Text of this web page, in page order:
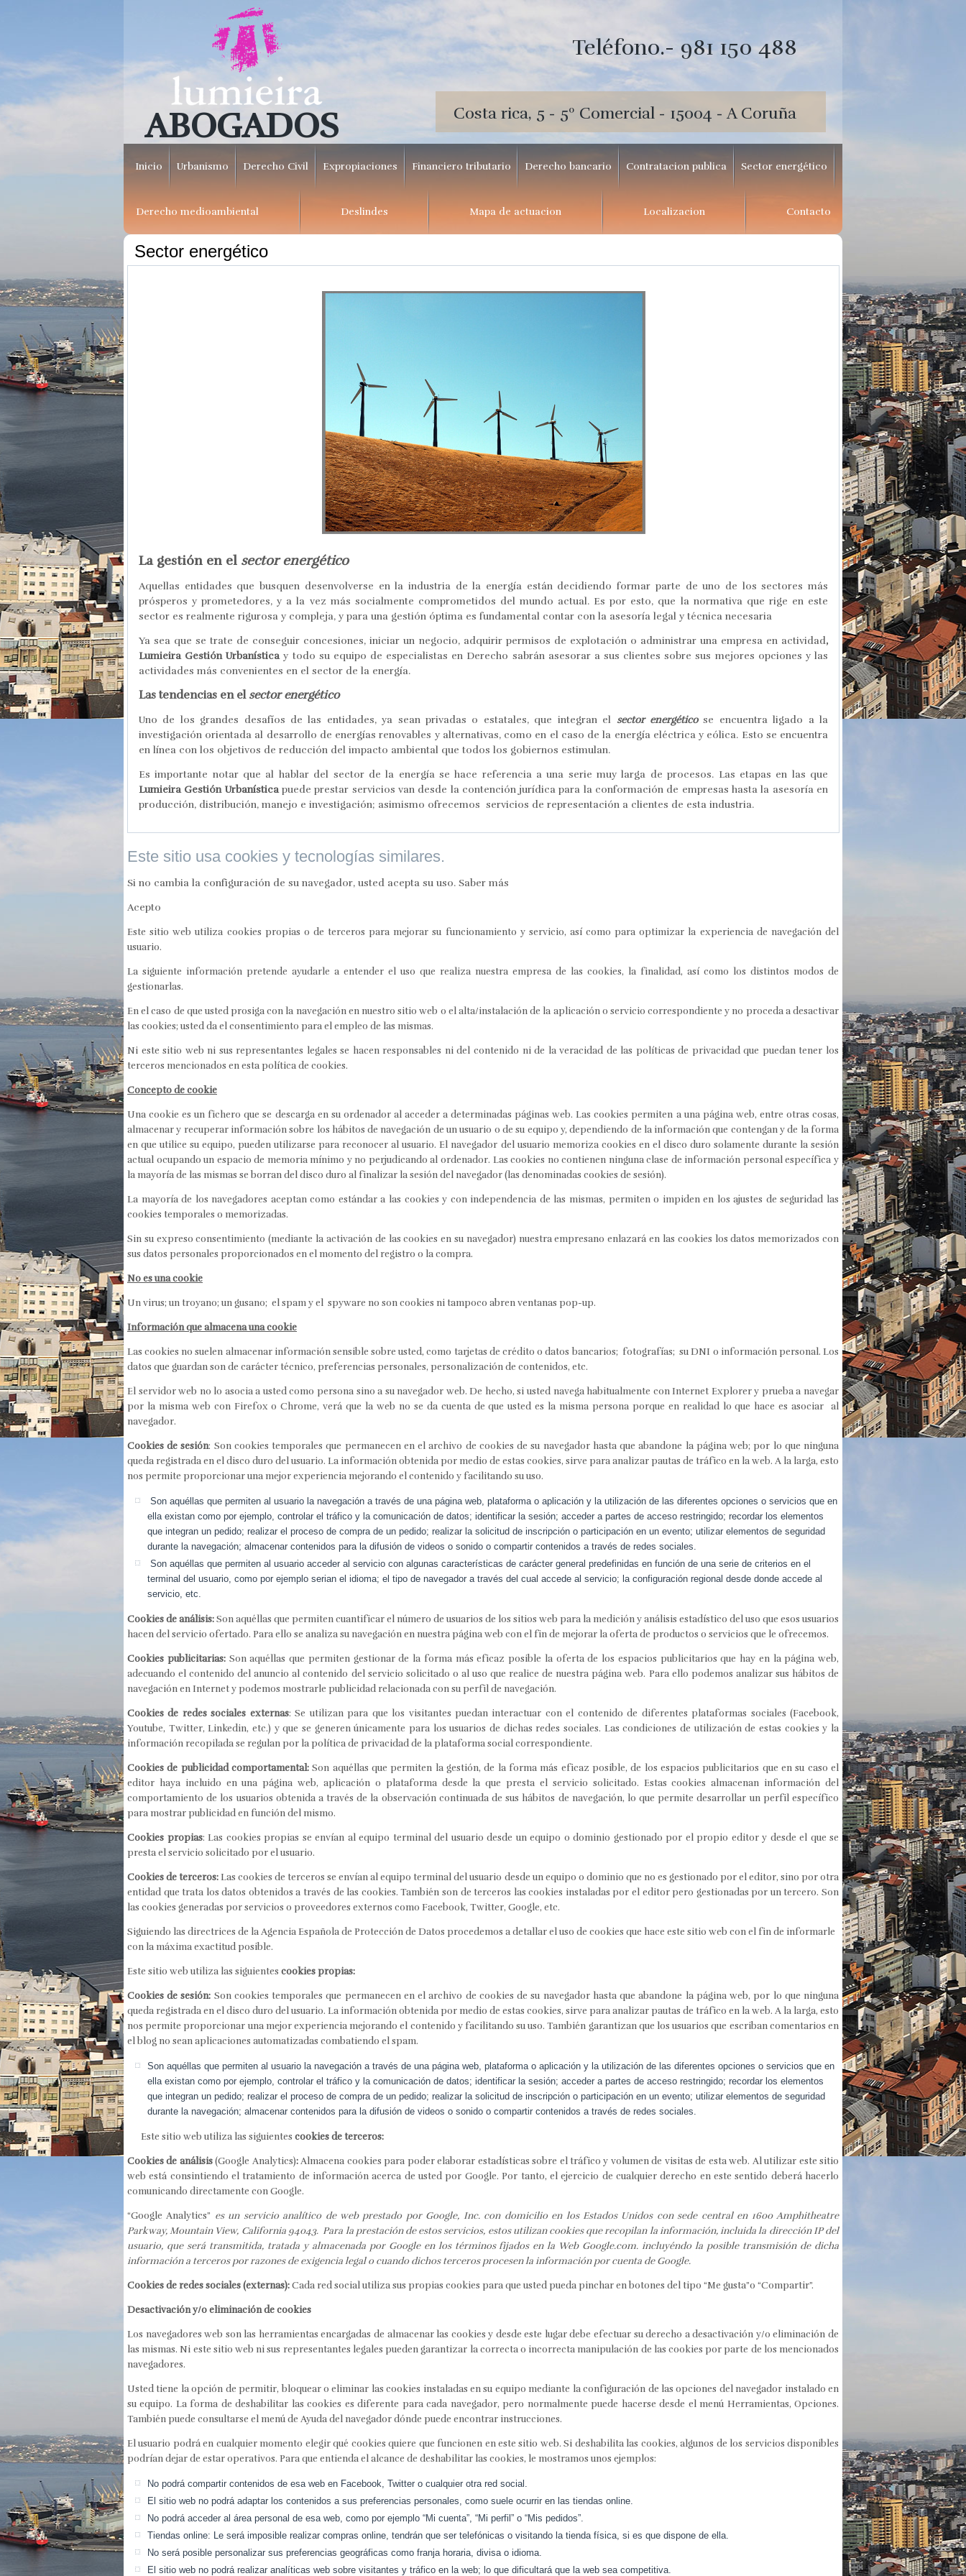
Costa rica, 5 - 5º Comercial - 15004 - A Coruña
Teléfono.- 981 150 488
ABOGADOS
Inicio Urbanismo Derecho Civil Expropiaciones Financiero tributario Derecho bancario Contratacion publica Sector energético
Derecho medioambiental Deslindes Mapa de actuacion Localizacion Contacto
Sector energético
La gestión en el sector energético
Aquellas entidades que busquen desenvolverse en la industria de la energía están decidiendo formar parte de uno de los sectores más
prósperos y prometedores, y a la vez más socialmente comprometidos del mundo actual. Es por esto, que la normativa que rige en este
sector es realmente rigurosa y compleja, y para una gestión óptima es fundamental contar con la asesoría legal y técnica necesaria
Ya sea que se trate de conseguir concesiones, iniciar un negocio, adquirir permisos de explotación o administrar una empresa en actividad,
Lumieira Gestión Urbanísticay todo su equipo de especialistas en Derecho sabrán asesorar a sus clientes sobre sus mejores opciones y las
actividades más convenientes en el sector de la energía.
Las tendencias en el sector energético
Uno de los grandes desafíos de las entidades, ya sean privadas o estatales, que integran el sector energéticose encuentra ligado a la
investigación orientada al desarrollo de energías renovables y alternativas, como en el caso de la energía eléctrica y eólica. Esto se encuentra
en línea con los objetivos de reducción del impacto ambiental que todos los gobiernos estimulan.
Es importante notar que al hablar del sector de la energía se hace referencia a una serie muy larga de procesos. Las etapas en las que
Lumieira Gestión Urbanísticapuede prestar servicios van desde la contención jurídica para la conformación de empresas hasta la asesoría en
producción, distribución, manejo e investigación; asimismo ofrecemos servicios de representación a clientes de esta industria.
Este sitio usa cookies y tecnologías similares.
Si no cambia la configuración de su navegador, usted acepta su uso. Saber más
Acepto
Este sitio web utiliza cookies propias o de terceros para mejorar su funcionamiento y servicio, así como para optimizar la experiencia de navegación del
usuario.
La siguiente información pretende ayudarle a entender el uso que realiza nuestra empresa de las cookies, la finalidad, así como los distintos modos de
gestionarlas.
En el caso de que usted prosiga con la navegación en nuestro sitio web o el alta/instalación de la aplicación o servicio correspondiente y no proceda a desactivar
las cookies; usted da el consentimiento para el empleo de las mismas.
Ni este sitio web ni sus representantes legales se hacen responsables ni del contenido ni de la veracidad de las políticas de privacidad que puedan tener los
terceros mencionados en esta política de cookies.
Concepto de cookie
Una cookie es un fichero que se descarga en su ordenador al acceder a determinadas páginas web. Las cookies permiten a una página web, entre otras cosas,
almacenar y recuperar información sobre los hábitos de navegación de un usuario o de su equipo y, dependiendo de la información que contengan y de la forma
en que utilice su equipo, pueden utilizarse para reconocer al usuario. El navegador del usuario memoriza cookies en el disco duro solamente durante la sesión
actual ocupando un espacio de memoria mínimo y no perjudicando al ordenador. Las cookies no contienen ninguna clase de información personal específica y
la mayoría de las mismas se borran del disco duro al finalizar la sesión del navegador (las denominadas cookies de sesión).
La mayoría de los navegadores aceptan como estándar a las cookies y con independencia de las mismas, permiten o impiden en los ajustes de seguridad las
cookies temporales o memorizadas.
Sin su expreso consentimiento (mediante la activación de las cookies en su navegador) nuestra empresano enlazará en las cookies los datos memorizados con
sus datos personales proporcionados en el momento del registro o la compra.
No es una cookie
Un virus; un troyano; un gusano; el spam y el spyware no son cookies ni tampoco abren ventanas pop-up.
Información que almacena una cookie
Las cookies no suelen almacenar información sensible sobre usted, como tarjetas de crédito o datos bancarios; fotografías; su DNI o información personal. Los
datos que guardan son de carácter técnico, preferencias personales, personalización de contenidos, etc.
El servidor web no lo asocia a usted como persona sino a su navegador web. De hecho, si usted navega habitualmente con Internet Explorer y prueba a navegar
por la misma web con Firefox o Chrome, verá que la web no se da cuenta de que usted es la misma persona porque en realidad lo que hace es asociar al
navegador.
Cookies de sesión: Son cookies temporales que permanecen en el archivo de cookies de su navegador hasta que abandone la página web; por lo que ninguna
queda registrada en el disco duro del usuario. La información obtenida por medio de estas cookies, sirve para analizar pautas de tráfico en la web. A la larga, esto
nos permite proporcionar una mejor experiencia mejorando el contenido y facilitando su uso.
Son aquéllas que permiten al usuario la navegación a través de una página web, plataforma o aplicación y la utilización de las diferentes opciones o servicios que en
ella existan como por ejemplo, controlar el tráfico y la comunicación de datos; identificar la sesión; acceder a partes de acceso restringido; recordar los elementos
que integran un pedido; realizar el proceso de compra de un pedido; realizar la solicitud de inscripción o participación en un evento; utilizar elementos de seguridad
durante la navegación; almacenar contenidos para la difusión de videos o sonido o compartir contenidos a través de redes sociales.
Son aquéllas que permiten al usuario acceder al servicio con algunas características de carácter general predefinidas en función de una serie de criterios en el
terminal del usuario, como por ejemplo serian el idioma; el tipo de navegador a través del cual accede al servicio; la configuración regional desde donde accede al
servicio, etc.
Cookies de análisis:Son aquéllas que permiten cuantificar el número de usuarios de los sitios web para la medición y análisis estadístico del uso que esos usuarios
hacen del servicio ofertado. Para ello se analiza su navegación en nuestra página web con el fin de mejorar la oferta de productos o servicios que le ofrecemos.
Cookies publicitarias:Son aquéllas que permiten gestionar de la forma más eficaz posible la oferta de los espacios publicitarios que hay en la página web,
adecuando el contenido del anuncio al contenido del servicio solicitado o al uso que realice de nuestra página web. Para ello podemos analizar sus hábitos de
navegación en Internet y podemos mostrarle publicidad relacionada con su perfil de navegación.
Cookies de redes sociales externas: Se utilizan para que los visitantes puedan interactuar con el contenido de diferentes plataformas sociales (Facebook,
Youtube, Twitter, Linkedin, etc.) y que se generen únicamente para los usuarios de dichas redes sociales. Las condiciones de utilización de estas cookies y la
información recopilada se regulan por la política de privacidad de la plataforma social correspondiente.
Cookies de publicidad comportamental: Son aquéllas que permiten la gestión, de la forma más eficaz posible, de los espacios publicitarios que en su caso el
editor haya incluido en una página web, aplicación o plataforma desde la que presta el servicio solicitado. Estas cookies almacenan información del
comportamiento de los usuarios obtenida a través de la observación continuada de sus hábitos de navegación, lo que permite desarrollar un perfil específico
para mostrar publicidad en función del mismo.
Cookies propias: Las cookies propias se envían al equipo terminal del usuario desde un equipo o dominio gestionado por el propio editor y desde el que se
presta el servicio solicitado por el usuario.
Cookies de terceros:Las cookies de terceros se envían al equipo terminal del usuario desde un equipo o dominio que no es gestionado por el editor, sino por otra
entidad que trata los datos obtenidos a través de las cookies. También son de terceros las cookies instaladas por el editor pero gestionadas por un tercero. Son
las cookies generadas por servicios o proveedores externos como Facebook, Twitter, Google, etc.
Siguiendo las directrices de la Agencia Española de Protección de Datos procedemos a detallar el uso de cookies que hace este sitio web con el fin de informarle
con la máxima exactitud posible.
Este sitio web utiliza las siguientes cookies propias:
Cookies de sesión: Son cookies temporales que permanecen en el archivo de cookies de su navegador hasta que abandone la página web, por lo que ninguna
queda registrada en el disco duro del usuario. La información obtenida por medio de estas cookies, sirve para analizar pautas de tráfico en la web. A la larga, esto
nos permite proporcionar una mejor experiencia mejorando el contenido y facilitando su uso. También garantizan que los usuarios que escriban comentarios en
el blog no sean aplicaciones automatizadas combatiendo el spam.
Son aquéllas que permiten al usuario la navegación a través de una página web, plataforma o aplicación y la utilización de las diferentes opciones o servicios que en
ella existan como por ejemplo, controlar el tráfico y la comunicación de datos; identificar la sesión; acceder a partes de acceso restringido; recordar los elementos
que integran un pedido; realizar el proceso de compra de un pedido; realizar la solicitud de inscripción o participación en un evento; utilizar elementos de seguridad
durante la navegación; almacenar contenidos para la difusión de videos o sonido o compartir contenidos a través de redes sociales.
Este sitio web utiliza las siguientes cookies de terceros:
Cookies de análisis(Google Analytics):Almacena cookies para poder elaborar estadísticas sobre el tráfico y volumen de visitas de esta web. Al utilizar este sitio
web está consintiendo el tratamiento de información acerca de usted por Google. Por tanto, el ejercicio de cualquier derecho en este sentido deberá hacerlo
comunicando directamente con Google.
“Google Analytics” es un servicio analítico de web prestado por Google, Inc. con domicilio en los Estados Unidos con sede central en 1600 Amphitheatre
Parkway, Mountain View, California 94043. Para la prestación de estos servicios, estos utilizan cookies que recopilan la información, incluida la dirección IP del
usuario, que será transmitida, tratada y almacenada por Google en los términos fijados en la Web Google.com. incluyéndo la posible transmisión de dicha
información a terceros por razones de exigencia legal o cuando dichos terceros procesen la información por cuenta de Google.
Cookies de redes sociales (externas):Cada red social utiliza sus propias cookies para que usted pueda pinchar en botones del tipo “Me gusta”o “Compartir”.
Desactivación y/o eliminación de cookies
Los navegadores web son las herramientas encargadas de almacenar las cookies y desde este lugar debe efectuar su derecho a desactivación y/o eliminación de
las mismas. Ni este sitio web ni sus representantes legales pueden garantizar la correcta o incorrecta manipulación de las cookies por parte de los mencionados
navegadores.
Usted tiene la opción de permitir, bloquear o eliminar las cookies instaladas en su equipo mediante la configuración de las opciones del navegador instalado en
su equipo. La forma de deshabilitar las cookies es diferente para cada navegador, pero normalmente puede hacerse desde el menú Herramientas, Opciones.
También puede consultarse el menú de Ayuda del navegador dónde puede encontrar instrucciones.
El usuario podrá en cualquier momento elegir qué cookies quiere que funcionen en este sitio web. Si deshabilita las cookies, algunos de los servicios disponibles
podrían dejar de estar operativos. Para que entienda el alcance de deshabilitar las cookies, le mostramos unos ejemplos:
No podrá compartir contenidos de esa web en Facebook, Twitter o cualquier otra red social.
El sitio web no podrá adaptar los contenidos a sus preferencias personales, como suele ocurrir en las tiendas online.
No podrá acceder al área personal de esa web, como por ejemplo “Mi cuenta”, “Mi perfil” o “Mis pedidos”.
Tiendas online: Le será imposible realizar compras online, tendrán que ser telefónicas o visitando la tienda física, si es que dispone de ella.
No será posible personalizar sus preferencias geográficas como franja horaria, divisa o idioma.
El sitio web no podrá realizar analíticas web sobre visitantes y tráfico en la web; lo que dificultará que la web sea competitiva.